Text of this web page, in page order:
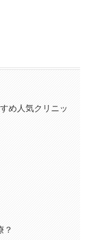
め人気クリニッ
？